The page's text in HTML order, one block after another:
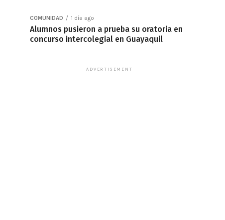
COMUNIDAD 1 día ago
Alumnos pusieron a prueba su oratoria en
concurso intercolegial en Guayaquil
ADVERTISEMENT